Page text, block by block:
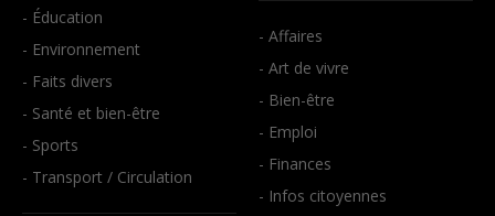
- Éducation
- Environnement
- Faits divers
- Santé et bien-être
- Sports
- Transport / Circulation
- Affaires
- Art de vivre
- Bien-être
- Emploi
- Finances
- Infos citoyennes